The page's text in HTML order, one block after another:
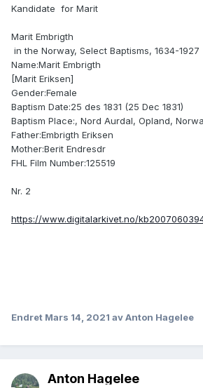
Kandidate for Marit
Marit Embrigth
in the Norway, Select Baptisms, 1634-1927
Name:Marit Embrigth
[Marit Eriksen]
Gender:Female
Baptism Date:25 des 1831 (25 Dec 1831)
Baptism Place:, Nord Aurdal, Opland,
Father:Embrigth Eriksen
Mother:Berit Endresdr
FHL Film Number:125519
Nr. 2
https://www.digitalarkivet.no/
Endret Mars 14, 2021 av Anton Hagelee
Anton Hagelee